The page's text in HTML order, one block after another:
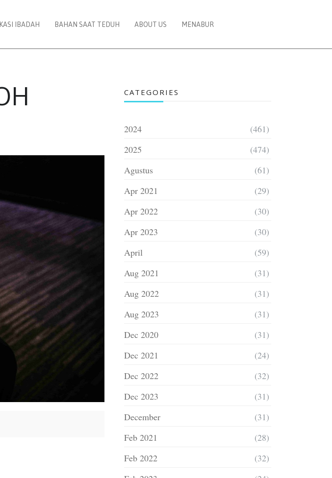
IBADAH BAHAN SAAT TEDUH ABOUT US MENABUR
CATEGORIES
2024
(461)
2025
(474)
Agustus
(61)
Apr 2021
(29)
Apr 2022
(30)
Apr 2023
(30)
April
(59)
Aug 2021
(31)
Aug 2022
(31)
Aug 2023
(31)
Dec 2020
(31)
Dec 2021
(24)
Dec 2022
(32)
Dec 2023
(31)
December
(31)
Feb 2021
(28)
Feb 2022
(32)